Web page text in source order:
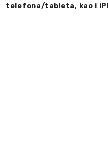
telefona/tableta, kao i